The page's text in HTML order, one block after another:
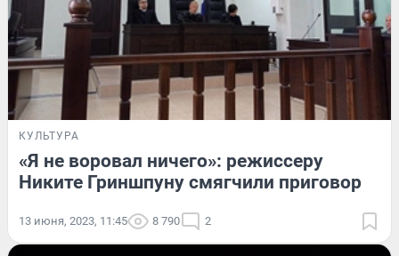
КУЛЬТУРА
«Я не воровал ничего»: режиссеру
Никите Гриншпуну смягчили приговор
13 июня, 2023, 11:45 8 790 2